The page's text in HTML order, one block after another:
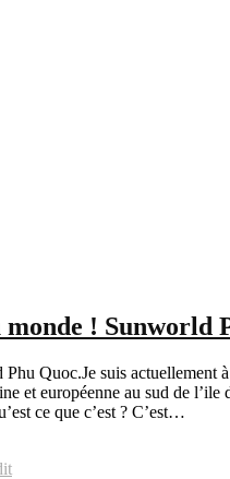
! Sunworld
Quoc.Je suis actuellement
et européenne au sud de
ce que c’est ? C’est…